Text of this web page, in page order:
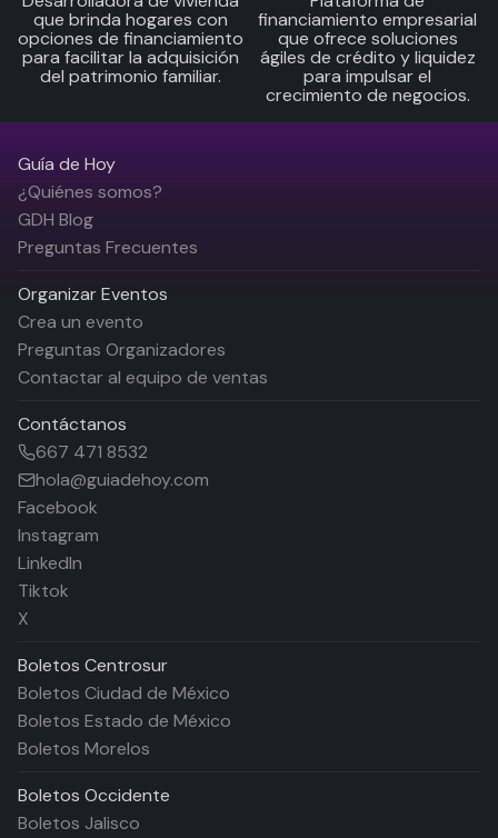
que brinda hogares con
opciones de financiamiento
para facilitar la adquisición
del patrimonio familiar.
financiamiento empresarial
que ofrece soluciones
ágiles de crédito y liquidez
para impulsar el
crecimiento de negocios.
Guía de Hoy
¿Quiénes somos?
GDH Blog
Preguntas Frecuentes
Organizar Eventos
Crea un evento
Preguntas Organizadores
Contactar al equipo de ventas
Contáctanos
667 471 8532
hola@guiadehoy.com
Facebook
Instagram
LinkedIn
Tiktok
X
Boletos Centrosur
Boletos Ciudad de México
Boletos Estado de México
Boletos Morelos
Boletos Occidente
Boletos Jalisco